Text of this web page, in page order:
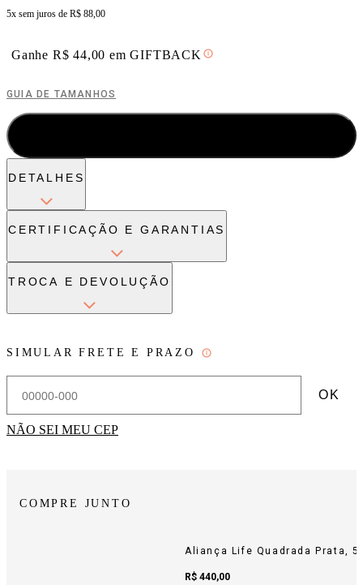
5x sem juros de R$ 88,00
Ganhe R$44,00 emGIFTBACK
GUIA DE TAMANHOS
DETALHES
CERTIFICAÇÃO E GARANTIAS
TROCA E DEVOLUÇÃO
SIMULAR FRETE E PRAZO
OK
NÃO SEI MEU CEP
COMPRE JUNTO
Aliança Life Quadrada Prata,
Sale Price:
R$ 440,00